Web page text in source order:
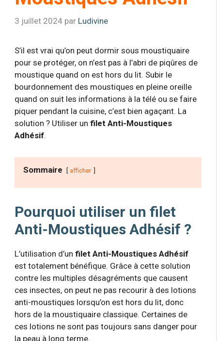
3 juillet 2024 par Ludivine
S’il est vrai qu’on peut dormir sous moustiquaire
pour se protéger, on n’est pas à l’abri de piqûres de
moustique quand on est hors du lit. Subir le
bourdonnement des moustiques en pleine oreille
quand on suit les informations à la télé ou se faire
piquer pendant la cuisine, c’est bien agaçant. La
solution ? Utiliser un filet Anti-Moustiques
Adhésif.
Sommaire afficher
Pourquoi utiliser un filet
Anti-Moustiques Adhésif ?
L’utilisation d’un filet Anti-Moustiques Adhésif
est totalement bénéfique. Grâce à cette solution
contre les multiples désagréments que causent
ces insectes, on peut ne pas recourir à des lotions
anti-moustiques lorsqu’on est hors du lit, donc
hors de la moustiquaire classique. Certaines de
ces lotions ne sont pas toujours sans danger pour
la peau à long terme.